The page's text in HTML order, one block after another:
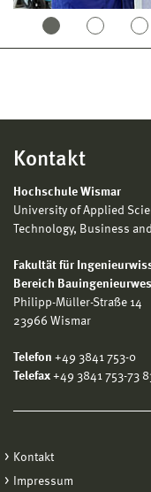
Kugelmühle
Lasersensoren
Georadar
Kontakt
Hochschule Wismar
University of Applied
Technology, Business
Fakultät für
Bereich
Philipp-Müller-Straße 14
23966 Wismar
Telefon +49 3841 753-0
Telefax +49 3841 753-73
Kontakt
Impressum